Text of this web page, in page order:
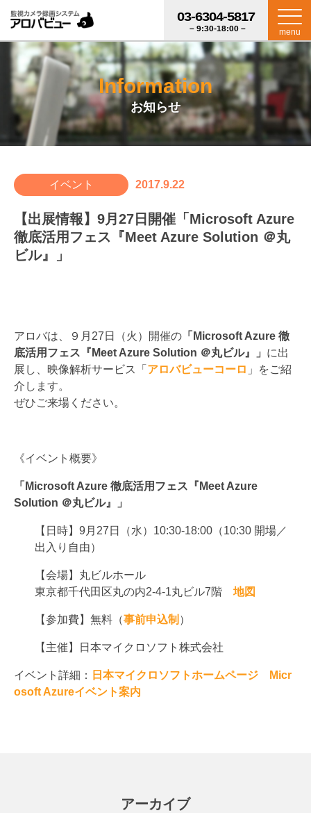
menu
03-6304-5817
– 9:30-18:00 –
Information
お知らせ
イベント 2017.9.22
【出展情報】9月27日開催「Microsoft Azure
徹底活用フェス『Meet Azure Solution ＠丸
ビル』」
アロバは、９月27日（火）開催の 「Microsoft Azure 徹
底活用フェス『Meet Azure Solution ＠丸ビル』
」 に出
展し、映像解析サービス「 アロバビューコーロ 」をご紹
介します。
ぜひご来場ください。
《イベント概要》
「Microsoft Azure 徹底活用フェス『Meet Azure
Solution ＠丸ビル』
」
【日時】9月27日（水）10:30-18:00（10:30 開場／
出入り自由）
【会場】丸ビルホール
東京都千代田区丸の内2-4-1丸ビル7階 地図
【参加費】無料（事前申込制 ）
【主催】日本マイクロソフト株式会社
イベント詳細：
日本マイクロソフトホームページ Micr
osoft Azureイベント案内
アーカイブ